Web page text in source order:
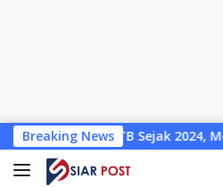
Langsung
ke
konten
Breaking News
Sejak 2024, Mengapa Utang